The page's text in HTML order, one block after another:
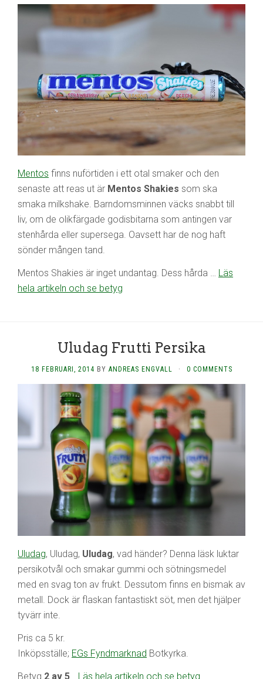
Mentos finns nuförtiden i ett otal smaker och den
senaste att reas ut är Mentos Shakies som ska
smaka milkshake. Barndomsminnen väcks snabbt till
liv, om de olikfärgade godisbitarna som antingen var
stenhårda eller supersega. Oavsett har de nog haft
sönder mången tand.
Mentos Shakies är inget undantag. Dess hårda … Läs
hela artikeln och se betyg
Uludag Frutti Persika
18 FEBRUARI, 2014 BY ANDREAS ENGVALL · 0 COMMENTS
Uludag, Uludag, Uludag, vad händer? Denna läsk luktar
persikotvål och smakar gummi och sötningsmedel
med en svag ton av frukt. Dessutom finns en bismak av
metall. Dock är flaskan fantastiskt söt, men det hjälper
tyvärr inte.
Pris ca 5 kr.
Inköpsställe; EGs Fyndmarknad Botkyrka.
Betyg 2 av 5 Läs hela artikeln och se betyg